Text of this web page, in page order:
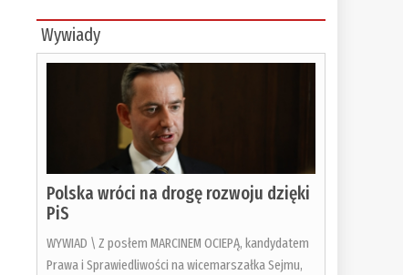
Wywiady
Polska wróci na drogę rozwoju dzięki
PiS
WYWIAD \ Z posłem MARCINEM OCIEPĄ, kandydatem
Prawa i Sprawiedliwości na wicemarszałka Sejmu,